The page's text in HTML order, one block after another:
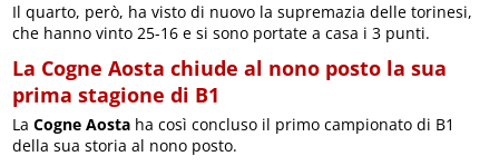
Il quarto, però, ha visto di nuovo la supremazia delle torinesi,
che hanno vinto 25-16 e si sono portate a casa i 3 punti.
La Cogne Aosta chiude al nono posto la sua
prima stagione di B1
LaCogne Aosta ha così concluso il primo campionato di B1
della sua storia al nono posto.